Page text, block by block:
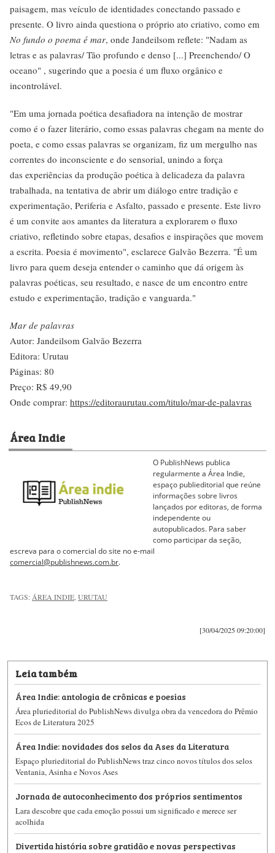
paisagem, mas veículo de identidades conectando passado e
presente. O livro ainda questiona o próprio ato criativo, como em
No fundo o poema é mar, onde Jandeilsom reflete: "Nadam as
letras e as palavras/ Tão profundo e denso [...] Preenchendo/ O
oceano" , sugerindo que a poesia é um fluxo orgânico e
incontrolável.
"Em uma jornada poética desafiadora na intenção de mostrar
como é o fazer literário, como essas palavras chegam na mente do
poeta, e como essas palavras se organizam, fiz um mergulho nas
correntes do inconsciente e do sensorial, unindo a força
das experiências da produção poética à delicadeza da palavra
trabalhada, na tentativa de abrir um diálogo entre tradição e
experimentação, Periferia e Asfalto, passado e presente. Este livro
é um convite aos amantes da literatura a explorarem o fluxo
criativo, refletindo sobre etapas, desafios e inspirações que movem
a escrita. Poesia é movimento", esclarece Galvão Bezerra. "É um
livro para quem deseja entender o caminho que dá origem às
palavras poéticas, seu resultado, e nasce de um encontro entre
estudo e experimentação, tradição e vanguarda."
Mar de palavras
Autor: Jandeilsom Galvão Bezerra
Editora: Urutau
Páginas: 80
Preço: R$ 49,90
Onde comprar: https://editoraurutau.com/titulo/mar-de-palavras
Área Indie
O PublishNews publica
regularmente a Área Indie,
espaço publieditorial que reúne
informações sobre livros
lançados por editoras, de forma
independente ou
autopublicados. Para saber
como participar da seção,
escreva para o comercial do site no e-mail
comercial@publishnews.com.br.
TAGS: ÁREA INDIE URUTAU
[30/04/2025 09:20:00]
Leia também
Área Indie: antologia de crônicas e poesias
Área plurieditorial do PublishNews divulga obra da vencedora do Prêmio
Ecos de Literatura 2025
Área Indie: novidades dos selos da Ases da Literatura
Espaço plurieditorial do PublishNews traz cinco novos títulos dos selos
Ventania, Asinha e Novos Ases
Jornada de autoconhecimento dos próprios sentimentos
Lara descobre que cada emoção possui um significado e merece ser
acolhida
Divertida história sobre gratidão e novas perspectivas